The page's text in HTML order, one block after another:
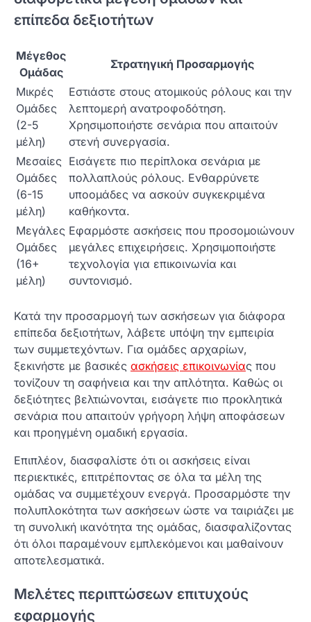
επίπεδα δεξιοτήτων
Μέγεθος
Ομάδας
Στρατηγική Προσαρμογής
Μικρές
Ομάδες
(2-5
μέλη)
Εστιάστε στους ατομικούς ρόλους και την
λεπτομερή ανατροφοδότηση.
Χρησιμοποιήστε σενάρια που απαιτούν
στενή συνεργασία.
Μεσαίες
Ομάδες
(6-15
μέλη)
Εισάγετε πιο περίπλοκα σενάρια με
πολλαπλούς ρόλους. Ενθαρρύνετε
υποομάδες να ασκούν συγκεκριμένα
καθήκοντα.
Μεγάλες
Ομάδες
(16+
μέλη)
Εφαρμόστε ασκήσεις που προσομοιώνουν
μεγάλες επιχειρήσεις. Χρησιμοποιήστε
τεχνολογία για επικοινωνία και
συντονισμό.
Κατά την προσαρμογή των ασκήσεων για διάφορα
επίπεδα δεξιοτήτων, λάβετε υπόψη την εμπειρία
των συμμετεχόντων. Για ομάδες αρχαρίων,
ξεκινήστε με βασικές ασκήσεις επικοινωνίας που
τονίζουν τη σαφήνεια και την απλότητα. Καθώς οι
δεξιότητες βελτιώνονται, εισάγετε πιο προκλητικά
σενάρια που απαιτούν γρήγορη λήψη αποφάσεων
και προηγμένη ομαδική εργασία.
Επιπλέον, διασφαλίστε ότι οι ασκήσεις είναι
περιεκτικές, επιτρέποντας σε όλα τα μέλη της
ομάδας να συμμετέχουν ενεργά. Προσαρμόστε την
πολυπλοκότητα των ασκήσεων ώστε να ταιριάζει με
τη συνολική ικανότητα της ομάδας, διασφαλίζοντας
ότι όλοι παραμένουν εμπλεκόμενοι και μαθαίνουν
αποτελεσματικά.
Μελέτες περιπτώσεων επιτυχούς
εφαρμογής